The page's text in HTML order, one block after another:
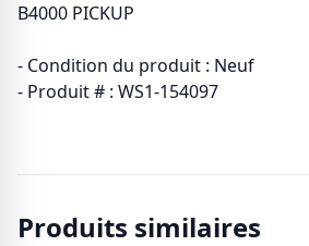
B4000 PICKUP
- Condition du produit : Neuf
- Produit # : WS1-154097
Produits similaires